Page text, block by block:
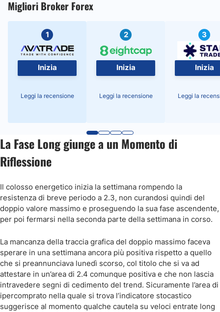
Migliori Broker Forex
1
Inizia
Leggi la recensione
2
Inizia
Leggi la recensione
3
Inizia
Leggi la
La Fase Long giunge a un Momento di
Riflessione
Il colosso energetico inizia la settimana rompendo la
resistenza di breve periodo a 2.3, non curandosi quindi del
doppio valore massimo e proseguendo la sua fase ascendente,
per poi fermarsi nella seconda parte della settimana in corso.
La mancanza della traccia grafica del doppio massimo faceva
sperare in una settimana ancora più positiva rispetto a quello
che si preannunciava lunedì scorso, col titolo che si va ad
attestare in un’area di 2.4 comunque positiva e che non lascia
intravedere segni di cedimento del trend. Sicuramente l’area di
ipercomprato nella quale si trova l’indicatore stocastico
suggerisce al momento qualche cautela su veloci entrate long